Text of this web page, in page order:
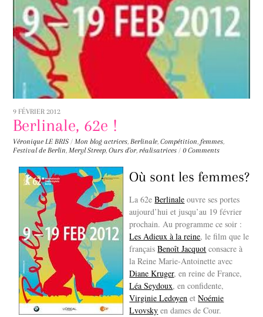
9 FÉVRIER 2012
Berlinale, 62e !
Véronique LE BRIS / Mon blog actrices,Berlinale,Compétition, femmes,
Festival de Berlin,Meryl Streep,Ours d'or,réalisatrices / 0 Comments
Où sont les femmes?
La 62eBerlinale ouvre ses portes
aujourd’hui et jusqu’au 19 février
prochain. Au programme ce soir :
Les Adieux à la reine, le film que le
françaisBenoît Jacquot consacre à
la Reine Marie-Antoinette avec
Diane Kruger, en reine de France,
Léa Seydoux, en confidente,
Virginie Ledoyen etNoémie
Lvovsky en dames de Cour.